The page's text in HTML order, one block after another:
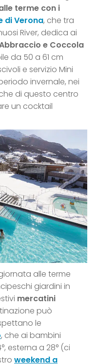
terme con i
di Verona, che tra
River, dedica ai
e Coccola
da 50 a 61 cm
e servizio Mini
invernale, nei
di questo centro
un cocktail
alle terme
giardini in
mercatini
può
le
, che ai bambini
esterna a 28° (ci
weekend a